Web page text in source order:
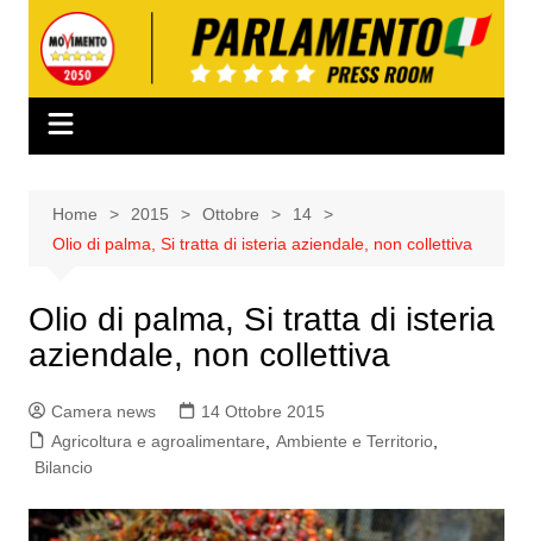
contenuto
Home 2015 Ottobre
14
Olio di palma, Si tratta di isteria aziendale, non collettiva
Olio di palma, Si tratta di isteria
aziendale, non collettiva
Camera news
14 Ottobre 2015
Agricoltura e agroalimentare
Ambiente e Territorio,
Bilancio